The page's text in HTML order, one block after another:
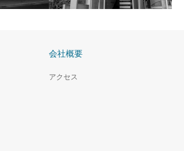
神宮前2丁目
会社概要
アクセス